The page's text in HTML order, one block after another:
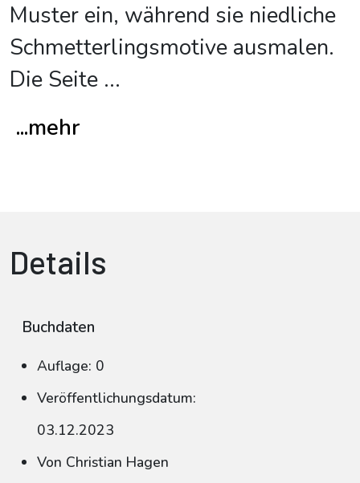
Muster ein, während sie niedliche
Schmetterlingsmotive ausmalen.
Die Seite ...
...mehr
Details
Buchdaten
Auflage: 0
Veröffentlichungsdatum:
03.12.2023
Von Christian Hagen